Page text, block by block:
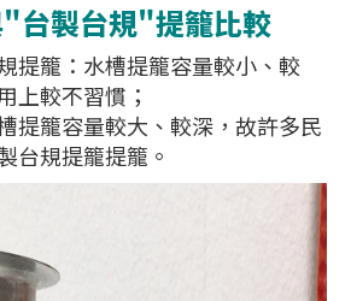
台製台規"提籠比較
提籠：水槽提籠容量較小、較
上較不習慣；
提籠容量較大、較深，故許多民
台規提籠提籠。